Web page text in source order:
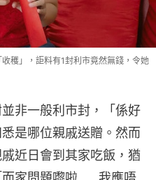
穫」，詎料有1封利市竟然無錢，令她
非一般利市封，「係好
是哪位親戚送贈。然而
近日會到其家吃飯，猶